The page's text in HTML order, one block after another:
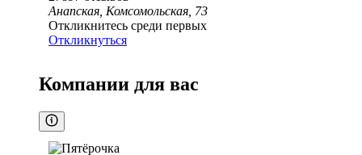
Анапская, Комсомольская, 73
Откликнитесь среди первых
Откликнуться
Компании для вас